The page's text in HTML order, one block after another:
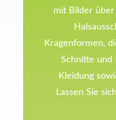
mit Bilder
Kragenformen,
Schnitte und
Kleidung
Lassen Sie